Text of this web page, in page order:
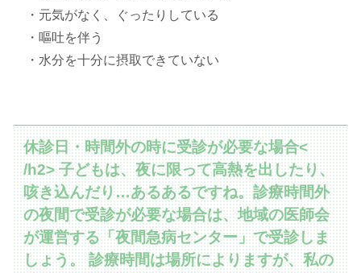
・元気がなく、ぐったりしている
・嘔吐を伴う
・水分を十分に摂取できていない
休診日・時間外の時に受診が必要な場合<
/h2> 子どもは、夜に限って高熱を出したり、
咳き込んだり…あるあるですね。診療時間外
の夜間で受診が必要な場合は、地域の医師会
が運営する「夜間急病センター」で受診しま
しょう。 診療時間は場所によりますが、私の